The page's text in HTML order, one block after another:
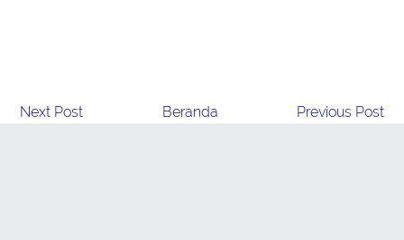
Next Post Previous Post
Beranda